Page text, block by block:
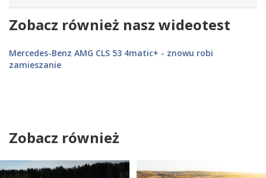
Zobacz również nasz wideotest
Mercedes-Benz AMG CLS 53 4matic+ - znowu robi
zamieszanie
Zobacz również